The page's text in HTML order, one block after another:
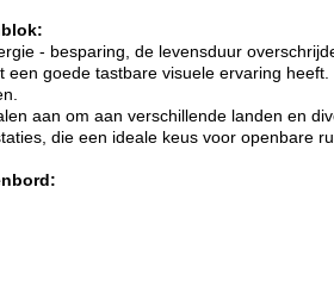
- besparing, de levensduur
goede tastbare visuele ervaring
aan om aan verschillende landen en
die een ideale keus voor openbare